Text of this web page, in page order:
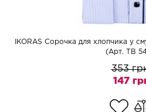
IKORAS Сорочка для хлопчика у
(Арт. TB
353
147